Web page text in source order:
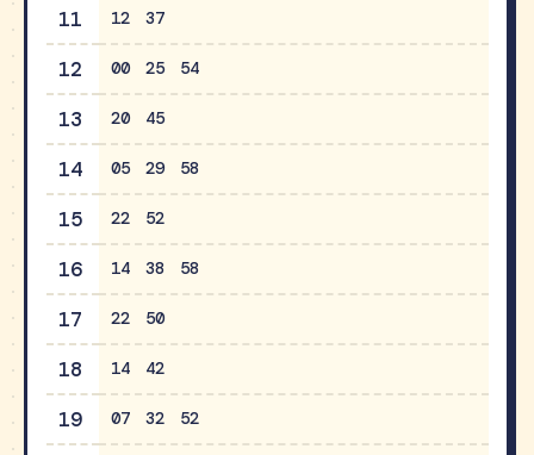
11 12 37
12 00 25 54
13 20 45
14 05 29 58
15 22 52
16 14 38 58
17 22 50
18 14 42
19 07 32 52